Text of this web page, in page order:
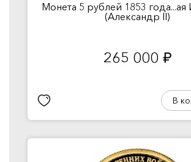
Монета 5 рублей 1853
(Александр II)
265 000 руб.
В